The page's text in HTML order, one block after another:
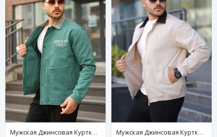
Мужская Джинсовая Куртка-Бомбер Оверсайз Цвета Хаки, Стираная Модель На Молнии Мужская Джинсовая Куртка-Бомбер Оверсайз Цвета Хаки, Стираная Модель На Молнии